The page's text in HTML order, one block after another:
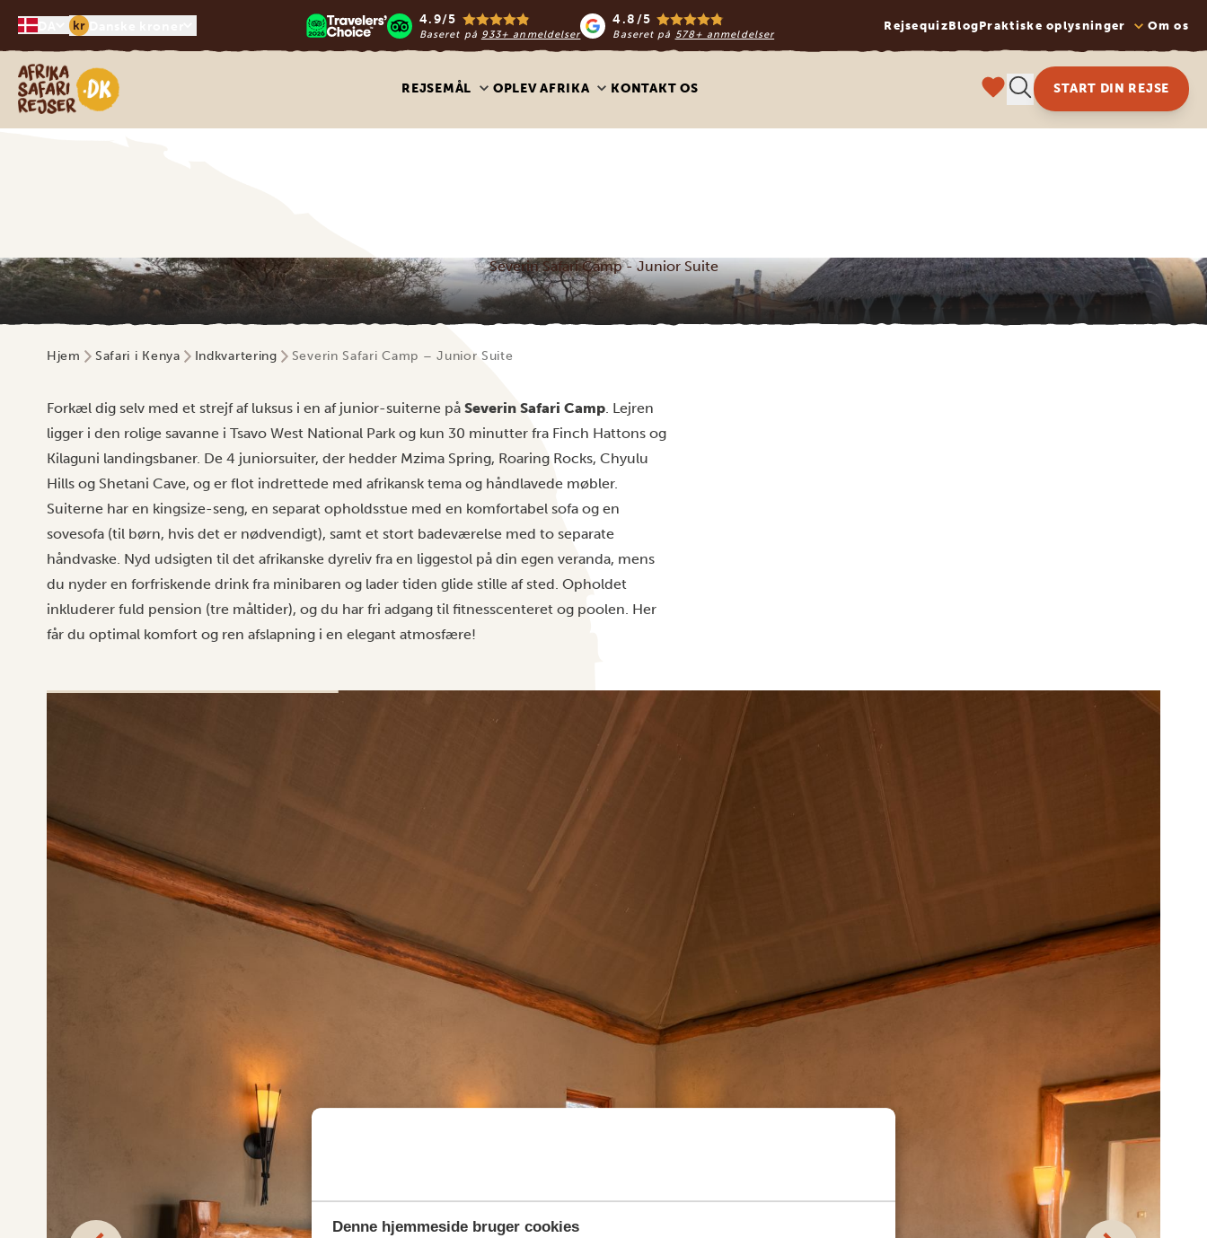
Denne hjemmeside bruger cookies
kr 4.9/5
Baseret på 933+ anmeldelser
4.8/5
Baseret på 578+ anmeldelser
RejsequizBlogPraktiske oplysninger Om os
Safari-rejser i Afrika
REJSEMÅL OPLEV AFRIKA KONTAKT OS START DIN REJSE
Severin Safari Camp - Junior Suite
Hjem Safari i Kenya Indkvartering Severin Safari Camp – Junior Suite
Forkæl dig selv med et strejf af luksus i en af junior-suiterne på Severin Safari Camp. Lejren
ligger i den rolige savanne i Tsavo West National Park og kun 30 minutter fra Finch Hattons og
Kilaguni landingsbaner. De 4 juniorsuiter, der hedder Mzima Spring, Roaring Rocks, Chyulu
Hills og Shetani Cave, og er flot indrettede med afrikansk tema og håndlavede møbler.
Suiterne har en kingsize-seng, en separat opholdsstue med en komfortabel sofa og en
sovesofa (til børn, hvis det er nødvendigt), samt et stort badeværelse med to separate
håndvaske. Nyd udsigten til det afrikanske dyreliv fra en liggestol på din egen veranda, mens
du nyder en forfriskende drink fra minibaren og lader tiden glide stille af sted. Opholdet
inkluderer fuld pension (tre måltider), og du har fri adgang til fitnesscenteret og poolen. Her
får du optimal komfort og ren afslapning i en elegant atmosfære!